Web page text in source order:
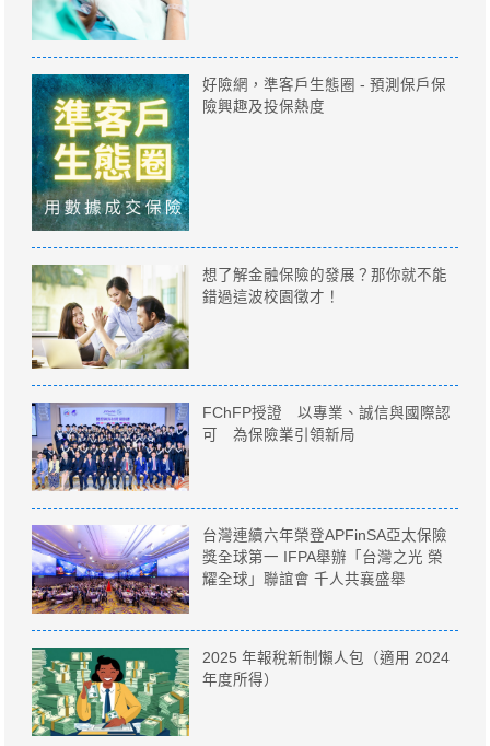
好險網，準客戶生態圈 - 預測保戶保
險興趣及投保熱度
想了解金融保險的發展？那你就不能
錯過這波校園徵才！
FChFP授證 以專業、誠信與國際認
可 為保險業引領新局
台灣連續六年榮登APFinSA亞太保險
獎全球第一 IFPA舉辦「台灣之光 榮
耀全球」聯誼會 千人共襄盛舉
2025 年報稅新制懶人包（適用 2024
年度所得）